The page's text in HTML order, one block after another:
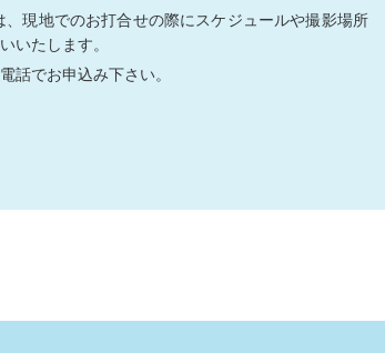
現地でのお打合せの際にスケジュールや撮影場所
いたします。
話でお申込み下さい。